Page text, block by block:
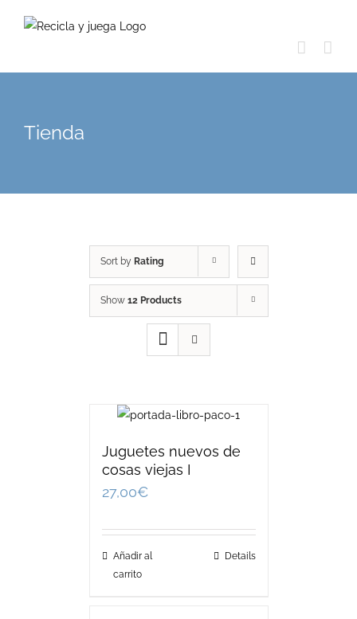
Tienda
Sort by Rating
Show 12 Products
Juguetes nuevos de
cosas viejas I
27,00€
Añadir al
carrito
Details